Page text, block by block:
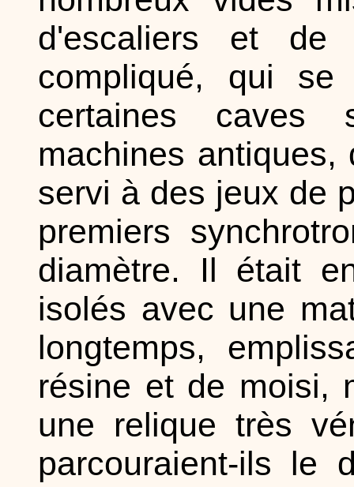
d'escaliers et de
compliqué, qui
certaines caves
machines
servi à des jeux de
premiers
diamètre. Il était
isolés avec une
longtemps,
résine et de moisi,
une relique très
parcouraient-ils le